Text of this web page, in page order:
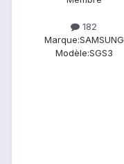
182
Marque:SAMSUNG
Modèle:SGS3